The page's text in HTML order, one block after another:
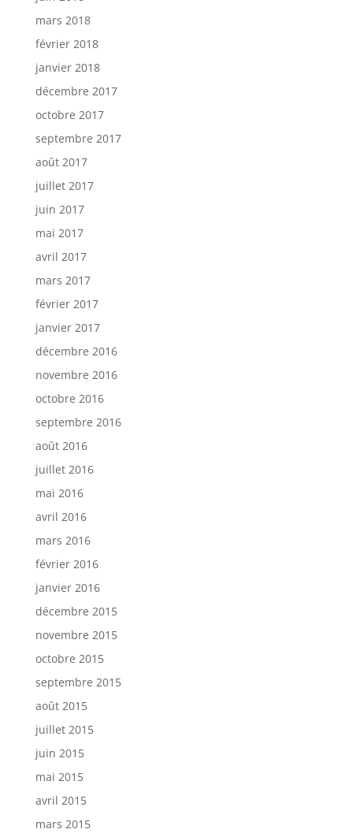
mars 2018
février 2018
janvier 2018
décembre 2017
octobre 2017
septembre 2017
août 2017
juillet 2017
juin 2017
mai 2017
avril 2017
mars 2017
février 2017
janvier 2017
décembre 2016
novembre 2016
octobre 2016
septembre 2016
août 2016
juillet 2016
mai 2016
avril 2016
mars 2016
février 2016
janvier 2016
décembre 2015
novembre 2015
octobre 2015
septembre 2015
août 2015
juillet 2015
juin 2015
mai 2015
avril 2015
mars 2015